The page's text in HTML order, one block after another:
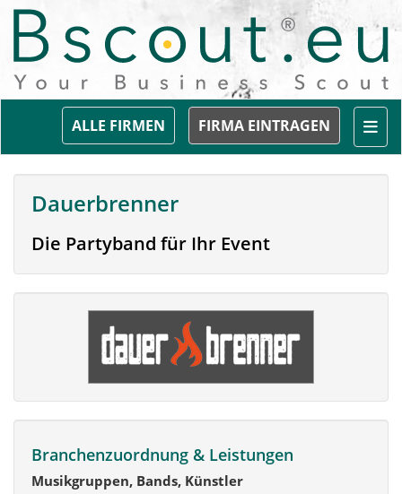
FIRMA EINTRAGEN
ALLE FIRMEN
Dauerbrenner
Die Partyband für Ihr Event
Branchenzuordnung & Leistungen
Musikgruppen, Bands, Künstler